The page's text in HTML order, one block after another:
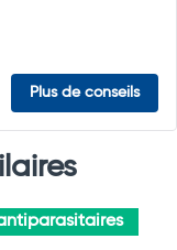
Plus de conseils